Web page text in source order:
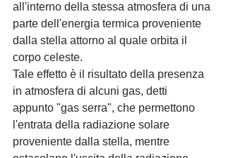
all'interno della stessa atmosfera di una
parte dell'energia termica proveniente
dalla stella attorno al quale orbita il
corpo celeste.
Tale effetto è il risultato della presenza
in atmosfera di alcuni gas, detti
appunto "gas serra", che permettono
l'entrata della radiazione solare
proveniente dalla stella, mentre